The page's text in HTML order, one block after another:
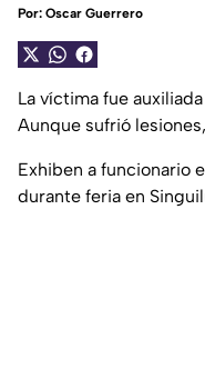
Por: Oscar Guerrero
La víctima fue
Aunque sufrió
Exhiben a funcionario
durante feria en